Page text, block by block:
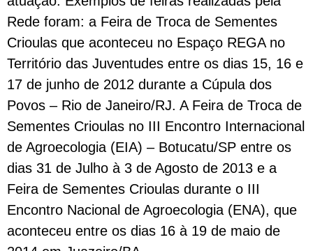
Rede foram: a Feira de Troca de Sementes
Crioulas que aconteceu no Espaço REGA no
Território das Juventudes entre os dias 15, 16 e
17 de junho de 2012 durante a Cúpula dos
Povos – Rio de Janeiro/RJ. A Feira de Troca de
Sementes Crioulas no III Encontro Internacional
de Agroecologia (EIA) – Botucatu/SP entre os
dias 31 de Julho à 3 de Agosto de 2013 e a
Feira de Sementes Crioulas durante o III
Encontro Nacional de Agroecologia (ENA), que
aconteceu entre os dias 16 à 19 de maio de